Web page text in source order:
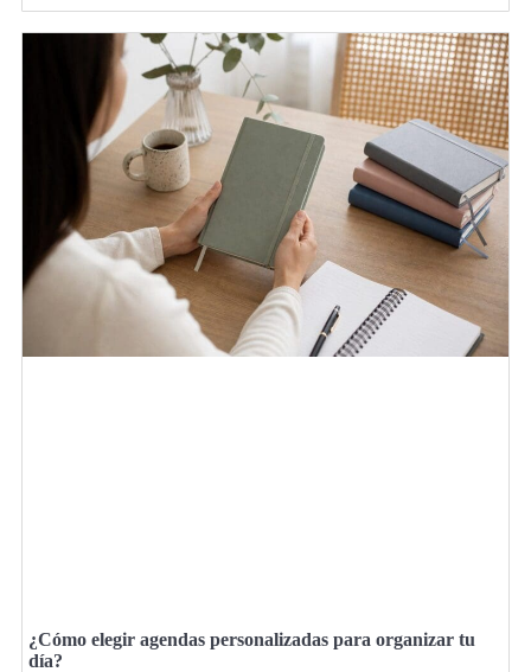
¿Cómo elegir agendas personalizadas para organizar tu
día?